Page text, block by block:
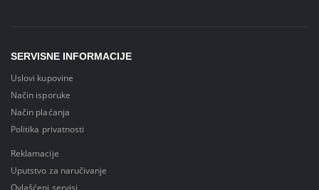
SERVISNE INFORMACIJE
Uslovi kupovine
Način isporuke
Način plaćanja
Politika privatnosti
Reklamacije
Uputstvo za naručivanje
Ovlašćeni servisi